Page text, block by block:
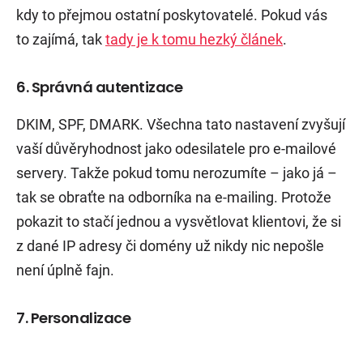
kdy to přejmou ostatní poskytovatelé. Pokud vás
to zajímá, taktady je k tomu hezký článek.
6. Správná autentizace
DKIM, SPF, DMARK. Všechna tato nastavení zvyšují
vaší důvěryhodnost jako odesilatele pro e-mailové
servery. Takže pokud tomu nerozumíte – jako já –
tak se obraťte na odborníka na e-mailing. Protože
pokazit to stačí jednou a vysvětlovat klientovi, že si
z dané IP adresy či domény už nikdy nic nepošle
není úplně fajn.
7. Personalizace